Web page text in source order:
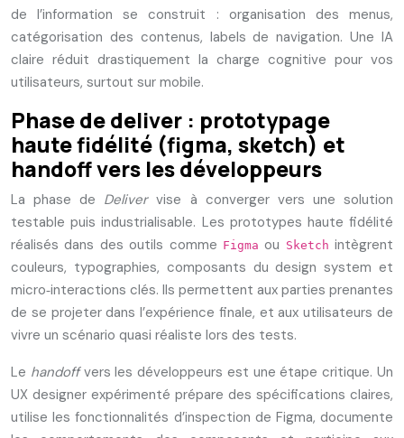
de l’information se construit : organisation des menus,
catégorisation des contenus, labels de navigation. Une IA
claire réduit drastiquement la charge cognitive pour vos
utilisateurs, surtout sur mobile.
Phase de deliver : prototypage
haute fidélité (figma, sketch) et
handoff vers les développeurs
La phase de Delivervise à converger vers une solution
testable puis industrialisable. Les prototypes haute fidélité
réalisés dans des outils comme Figma ou Sketch intègrent
couleurs, typographies, composants du design system et
micro‑interactions clés. Ils permettent aux parties prenantes
de se projeter dans l’expérience finale, et aux utilisateurs de
vivre un scénario quasi réaliste lors des tests.
Le handoffvers les développeurs est une étape critique. Un
UX designer expérimenté prépare des spécifications claires,
utilise les fonctionnalités d’inspection de Figma, documente